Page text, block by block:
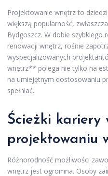
Projektowanie wnętrz to
większą popularność,
Bydgoszcz. W dobie szybkiego
renowacji wnętrz, rośnie
wyspecjalizowanych
wnętrz** polega nie tylko na
na umiejętnym dostosowaniu
spełniać.
Ścieżki kariery
projektowaniu
Różnorodność możliwości
wnętrz jest ogromna. Osoby